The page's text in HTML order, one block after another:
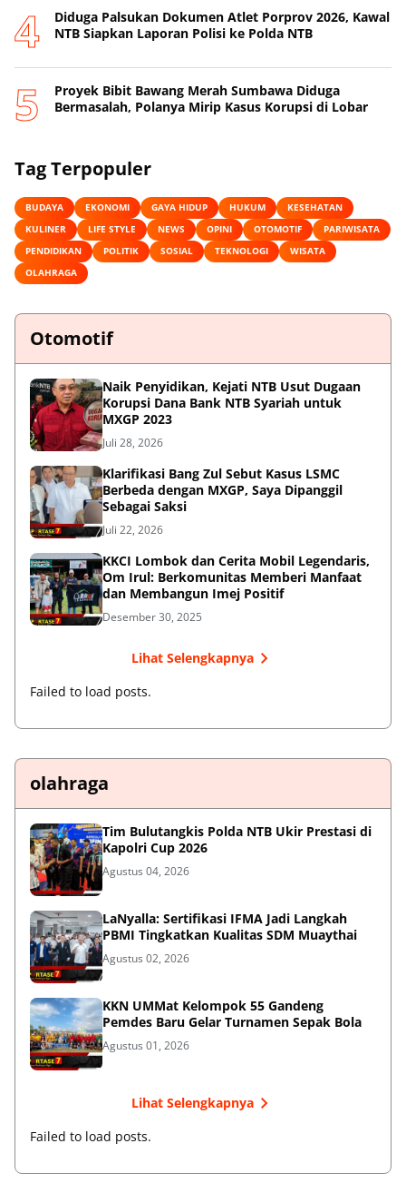
Diduga Palsukan Dokumen Atlet Porprov 2026, Kawal
NTB Siapkan Laporan Polisi ke Polda NTB
Proyek Bibit Bawang Merah Sumbawa Diduga
Bermasalah, Polanya Mirip Kasus Korupsi di Lobar
Tag Terpopuler
BUDAYA EKONOMI GAYA HIDUP HUKUM
KESEHATAN
KULINER
LIFE STYLE NEWS OPINI OTOMOTIF
PARIWISATA
PENDIDIKAN
POLITIK SOSIAL TEKNOLOGI
WISATA
OLAHRAGA
Otomotif
Naik Penyidikan, Kejati NTB Usut Dugaan
Korupsi Dana Bank NTB Syariah untuk
MXGP 2023
Juli 28, 2026
Klarifikasi Bang Zul Sebut Kasus LSMC
Berbeda dengan MXGP, Saya Dipanggil
Sebagai Saksi
Juli 22, 2026
KKCI Lombok dan Cerita Mobil Legendaris,
Om Irul: Berkomunitas Memberi Manfaat
dan Membangun Imej Positif
Desember 30, 2025
Lihat Selengkapnya
Failed to load posts.
olahraga
Tim Bulutangkis Polda NTB Ukir Prestasi di
Kapolri Cup 2026
Agustus 04, 2026
LaNyalla: Sertifikasi IFMA Jadi Langkah
PBMI Tingkatkan Kualitas SDM Muaythai
Agustus 02, 2026
KKN UMMat Kelompok 55 Gandeng
Pemdes Baru Gelar Turnamen Sepak Bola
Agustus 01, 2026
Lihat Selengkapnya
Failed to load posts.